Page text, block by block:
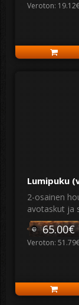
Veroton:
Lumipuku
2-osainen
avotaskut ja
65.00€
Veroton: